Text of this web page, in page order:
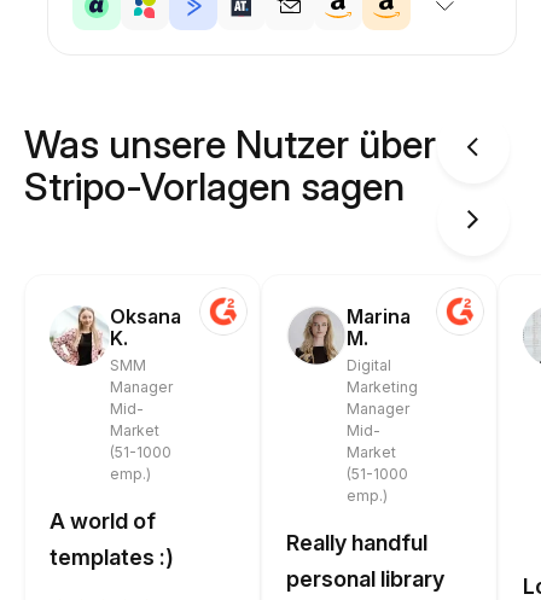
Was unsere Nutzer über
Stripo-Vorlagen sagen
Oksana
K.
SMM
Manager
Mid-
Market
(51-1000
emp.)
A world of
templates :)
Marina
M.
Digital
Marketing
Manager
Mid-
Market
(51-1000
emp.)
Really handful
personal library